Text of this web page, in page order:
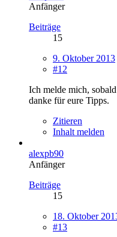
Anfänger
Beiträge
15
9. Oktober 2013
#12
Ich melde mich,
danke für eure Tipps.
Zitieren
Inhalt melden
alexpb90
Anfänger
Beiträge
15
18. Oktober
#13